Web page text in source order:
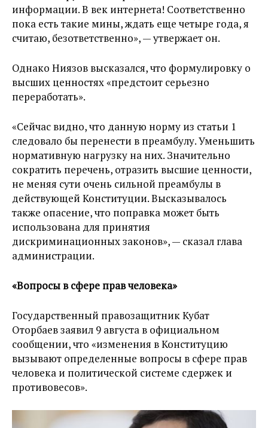
информации. В век интернета! Соответственно
пока есть такие мины, ждать еще четыре года, я
считаю, безответственно», — утвержает он.
Однако Ниязов высказался, что формулировку о
высших ценностях «предстоит серьезно
переработать».
«Сейчас видно, что данную норму из статьи 1
следовало бы перенести в преамбулу. Уменьшить
нормативную нагрузку на них. Значительно
сократить перечень, отразить высшие ценности,
не меняя сути очень сильной преамбулы в
действующей Конституции. Высказывалось
также опасение, что поправка может быть
использована для принятия
дискриминационных законов», — сказал глава
администрации.
«Вопросы в сфере прав человека»
Государственный правозащитник Кубат
Оторбаев заявил 9 августа в официальном
сообщении, что «изменения в Конституцию
вызывают определенные вопросы в сфере прав
человека и политической системе сдержек и
противовесов».